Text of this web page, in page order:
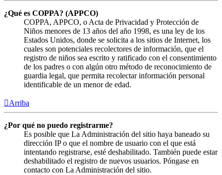
¿Qué es COPPA? (APPCO)
COPPA, APPCO, o Acta de Privacidad y Protección de
Niños menores de 13 años del año 1998, es una ley de los
Estados Unidos, donde se solicita a los sitios de Internet, los
cuales son potenciales recolectores de información, que el
registro de niños sea escrito y ratificado con el consentimiento
de los padres o con algún otro método de reconocimiento de
guardia legal, que permita recolectar información personal
identificable de un menor de edad.
Arriba
¿Por qué no puedo registrarme?
Es posible que La Administración del sitio haya baneado su
dirección IP o que el nombre de usuario con el que está
intentando registrarse, esté deshabilitado. También puede estar
deshabilitado el registro de nuevos usuarios. Póngase en
contacto con La Administración del sitio.